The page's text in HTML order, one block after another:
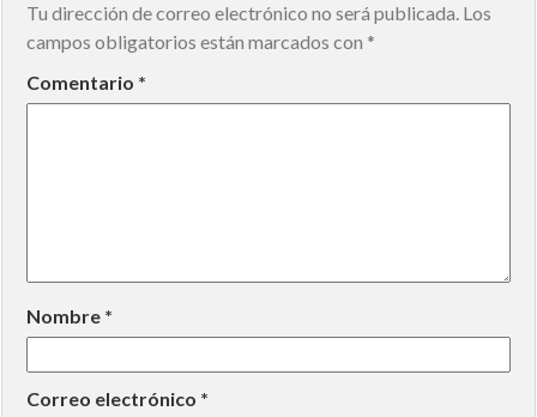
Tu dirección de correo electrónico no será publicada. Los
campos obligatorios están marcados con *
Comentario *
Nombre *
Correo electrónico *